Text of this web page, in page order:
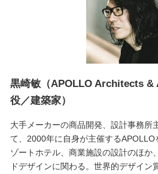
黒崎敏（APOLLO Architects &
役／建築家）
大手メーカーの商品開発、設計事務所
て、2000年に自身が主催するAPOLLO
ゾートホテル、商業施設の設計のほか
ドデザインに関わる。世界的デザイン